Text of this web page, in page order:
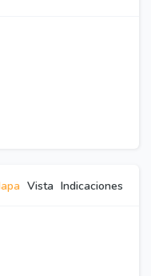
Vista Indicaciones